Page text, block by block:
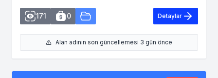
171 0 Detaylar
Alan adının son güncellemesi 3 gün önce